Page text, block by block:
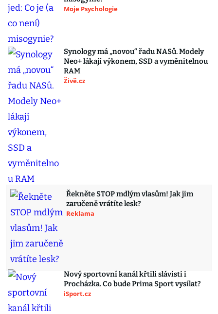
Moje Psychologie
Synology má „novou“ řadu NASů. Modely
Neo+ lákají výkonem, SSD a vyměnitelnou
RAM
Živě.cz
Řekněte STOP mdlým vlasům! Jak jim
zaručeně vrátíte lesk?
Reklama
Nový sportovní kanál křtili slávisti i
Procházka. Co bude Prima Sport vysílat?
iSport.cz